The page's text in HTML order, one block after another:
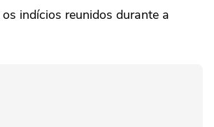
indícios reunidos durante a